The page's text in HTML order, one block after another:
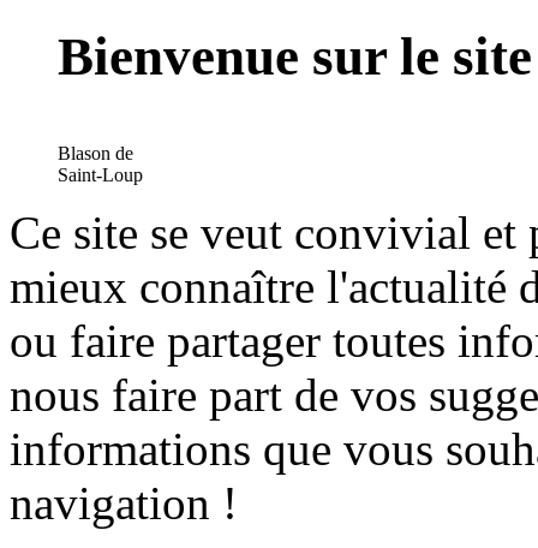
Bienvenue sur le
Blason de
Saint-Loup
Ce site se veut convivial et
mieux connaître l'actualité
ou faire partager toutes
nous faire part de vos
informations que vous
navigation !